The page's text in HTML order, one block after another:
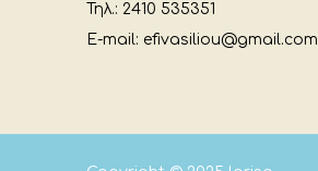
Τηλ.: 2410 535351
E-mail: efivasiliou@gmail.com